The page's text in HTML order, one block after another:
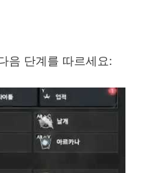
음 단계를 따르세요: